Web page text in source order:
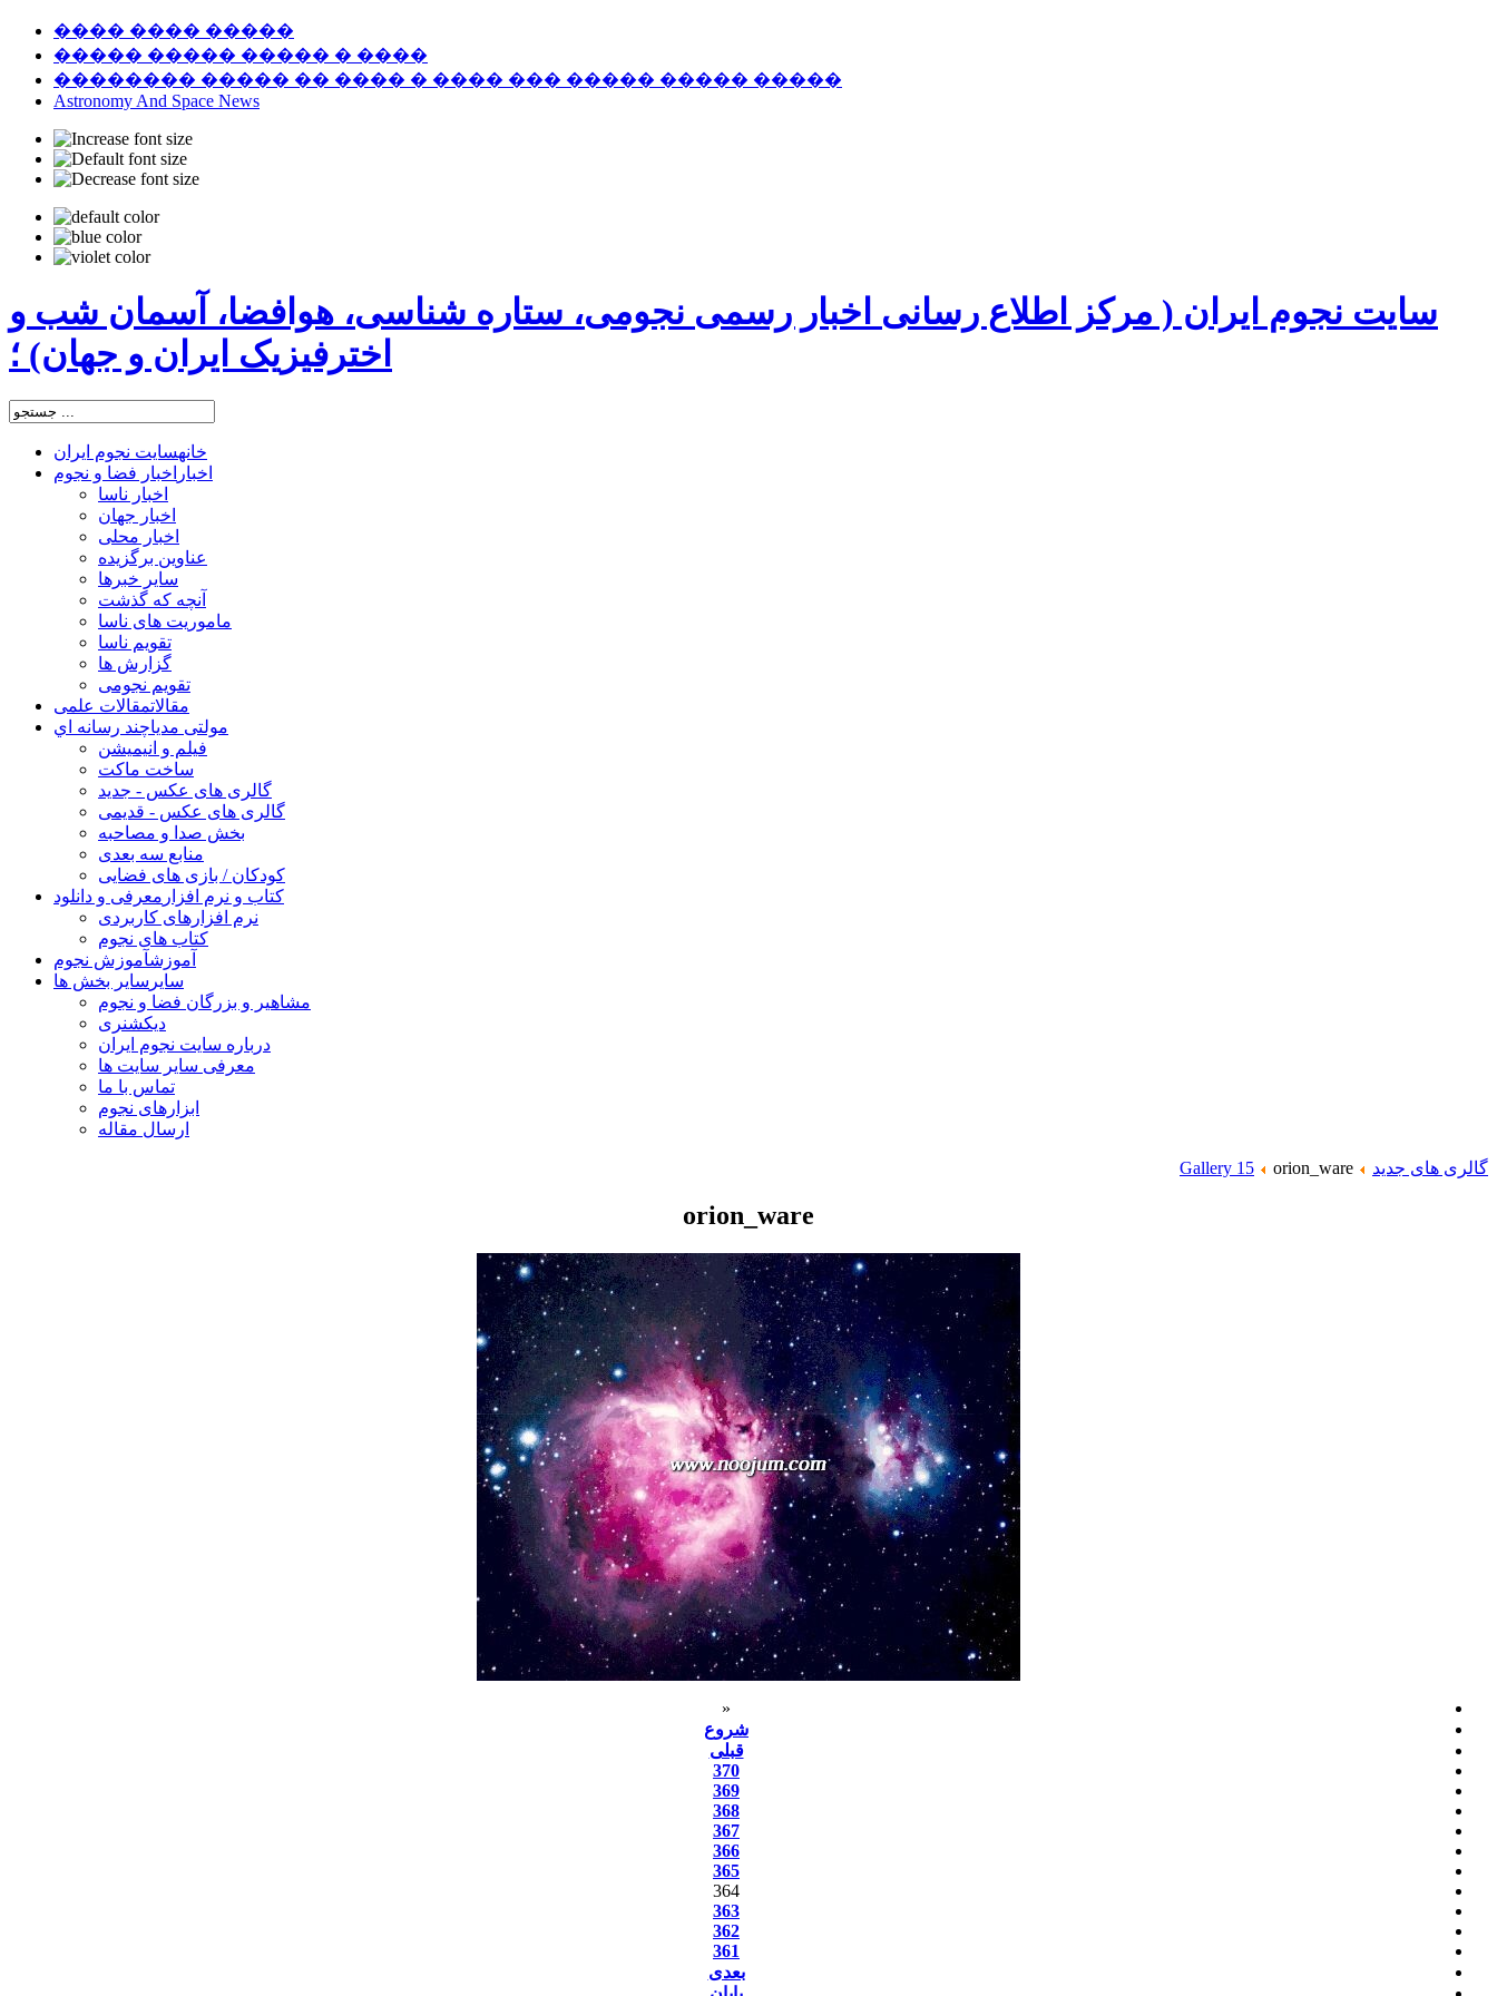
���� ���� �����
����� ����� ����� � ����
�������� ����� �� ���� � ���� ��� ����� ����� �����
Astronomy And Space News
سایت نجوم ایران ( مرکز اطلاع رسانی اخبار رسمی نجومی، ستاره شناسی، هوافضا، آسمان شب و
اخترفیزیک ایران و جهان) ؛
خانهسایت نجوم ایران
اخبار اخبار فضا و نجوم
اخبار ناسا
اخبار جهان
اخبار محلی
عناوین برگزیده
سایر خبرها
آنچه که گذشت
ماموریت های ناسا
تقویم ناسا
گزارش ها
تقویم نجومی
مقالاتمقالات علمی
مولتی مدیاچند رسانه اي
فیلم و انیمیشن
ساخت ماکت
گالری های عکس - جدید
گالری های عکس - قدیمی
بخش صدا و مصاحبه
منابع سه بعدی
کودکان / بازی های فضایی
کتاب و نرم افزار معرفی و دانلود
نرم افزارهای کاربردی
کتاب های نجوم
آموزشآموزش نجوم
سایر سایر بخش ها
مشاهیر و بزرگان فضا و نجوم
دیکشنری
درباره سایت نجوم ایران
معرفی سایر سایت ها
تماس با ما
ابزارهای نجوم
ارسال مقاله
گالری های جدید Gallery 15 orion_ware
orion_ware
«
شروع
قبلی
370
369
368
367
366
365
364
363
362
361
بعدی